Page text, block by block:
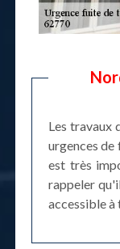
Les travaux
urgences
est très
rappeler
accessible à